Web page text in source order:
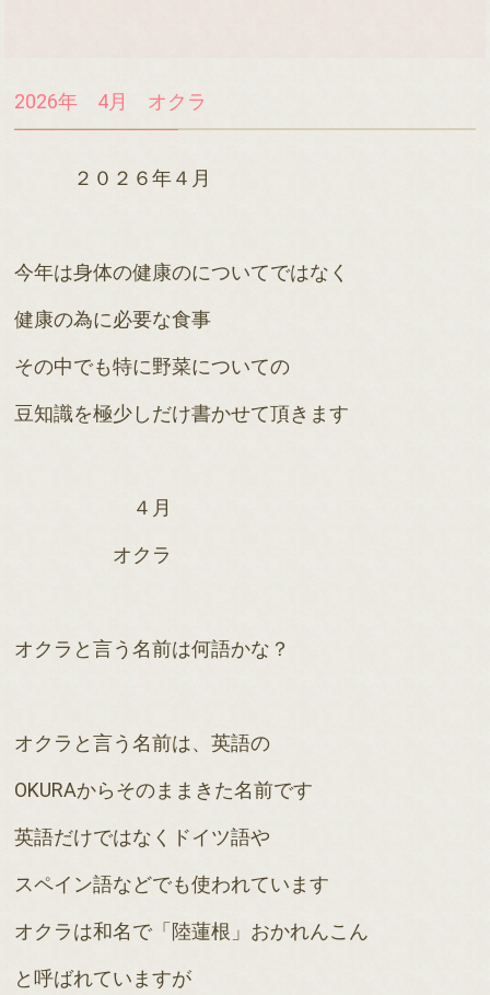
2026年 4月 オクラ
２０２６年４月
今年は身体の健康のについてではなく
健康の為に必要な食事
その中でも特に野菜についての
豆知識を極少しだけ書かせて頂きます
４月
オクラ
オクラと言う名前は何語かな？
オクラと言う名前は、英語の
OKURAからそのままきた名前です
英語だけではなくドイツ語や
スペイン語などでも使われています
オクラは和名で「陸蓮根」おかれんこん
と呼ばれていますが